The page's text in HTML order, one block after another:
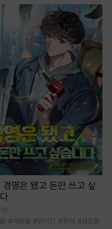
경영은 됐고 돈만 쓰고 싶
#재벌물 #먼치킨 #천재 #성장물